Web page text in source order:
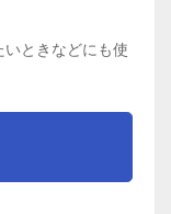
ときなどにも使